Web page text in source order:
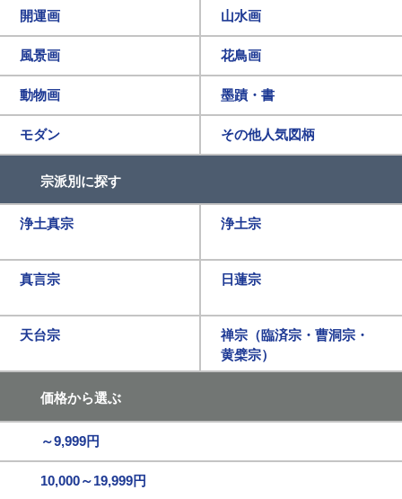
開運画 山水画
風景画 花鳥画
動物画 墨蹟・書
モダン その他人気図柄
宗派別に探す
浄土真宗 浄土宗
真言宗 日蓮宗
天台宗
禅宗（臨済宗・曹洞宗・
黄檗宗）
価格から選ぶ
～9,999円
10,000～19,999円